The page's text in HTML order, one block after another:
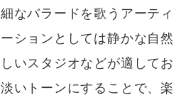
なバラードを歌うアーティ
ションとしては静かな自然
いスタジオなどが適してお
いトーンにすることで、楽